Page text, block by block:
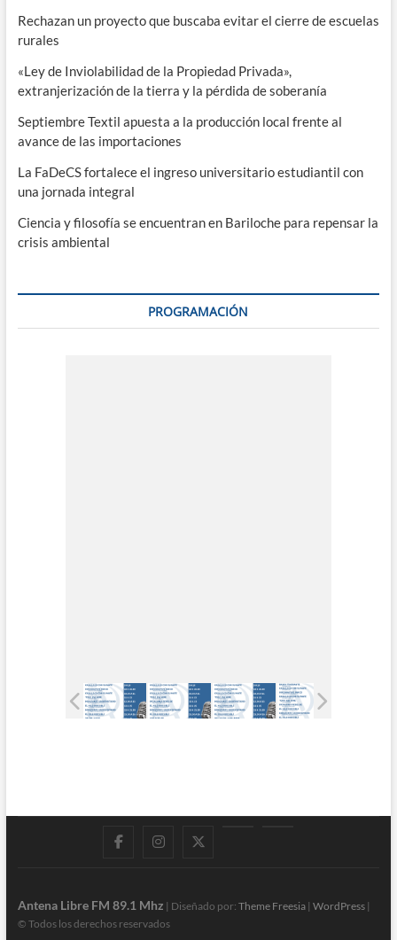
Rechazan un proyecto que buscaba evitar el cierre de escuelas
rurales
«Ley de Inviolabilidad de la Propiedad Privada»,
extranjerización de la tierra y la pérdida de soberanía
Septiembre Textil apuesta a la producción local frente al
avance de las importaciones
La FaDeCS fortalece el ingreso universitario estudiantil con
una jornada integral
Ciencia y filosofía se encuentran en Bariloche para repensar la
crisis ambiental
PROGRAMACIÓN
FacebookInstagram
Antena Libre FM 89.1 Mhz | Diseñado por: Theme Freesia| WordPress|
© Todos los derechos reservados